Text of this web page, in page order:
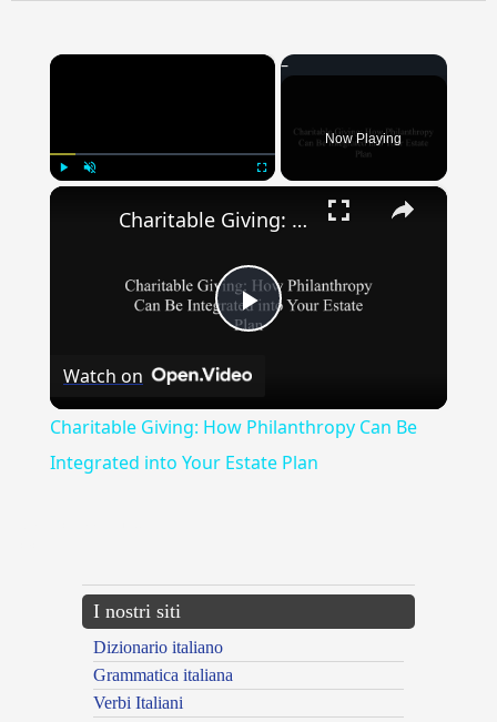
×
Now Playing
×
Play
Charitable Giving: How Philanthropy Can Be Integrated into Your Estate Plan
Watch on
Charitable Giving: How Philanthropy Can Be
Integrated into Your Estate Plan
I nostri siti
Dizionario italiano
Grammatica italiana
Verbi Italiani